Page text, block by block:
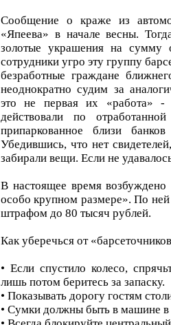
Сообщение о краже из
«Япеева» в начале весны.
золотые украшения на
сотрудники угро эту группу
безработные граждане
неоднократно судим за
это не первая их «работа»
действовали по
припаркованное близи
Убедившись, что нет
забирали вещи. Если не
В настоящее время возбуждено
особо крупном размере». По
штрафом до 80 тысяч рублей.
Как уберечься от
• Если спустило колесо,
лишь потом беритесь за запаску.
• Показывать дорогу гостям
• Сумки должны быть в машине в